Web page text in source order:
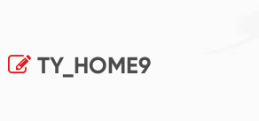
TY_HOME9